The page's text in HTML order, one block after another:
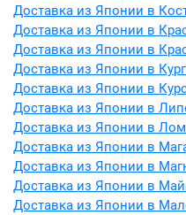
Доставка из Японии в
Доставка из Японии в
Доставка из Японии в
Доставка из Японии в
Доставка из Японии в
Доставка из Японии в
Доставка из Японии в
Доставка из Японии в
Доставка из Японии в
Доставка из Японии в
Доставка из Японии в